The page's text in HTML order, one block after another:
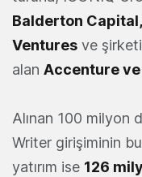
Balderton
Ventures ve
alan Accenture
Alınan 100 milyon
Writer girişiminin
yatırım ise 126